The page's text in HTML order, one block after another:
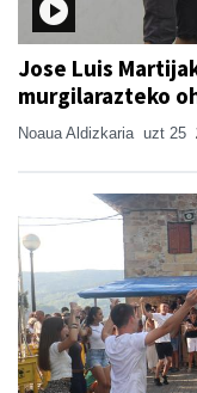
Jose Luis
murgilarazteko
Noaua Aldizkaria uzt 25